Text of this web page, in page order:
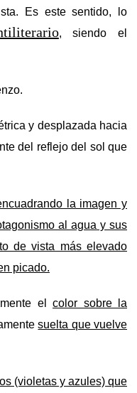
Es este sentido, lo
, siendo el
y desplazada hacia
del reflejo del sol que
la imagen y
al agua y sus
de vista más elevado
picado.
el color sobre la
suelta que vuelve
(violetas y azules) que